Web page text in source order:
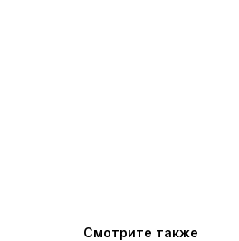
Смотрите также